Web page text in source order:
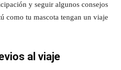
y seguir algunos consejos
como tu mascota tengan un viaje
al viaje